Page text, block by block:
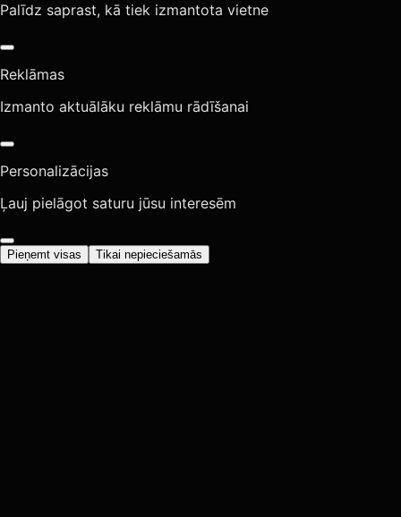
Palīdz saprast, kā tiek izmantota vietne
Reklāmas
Izmanto aktuālāku reklāmu rādīšanai
Personalizācijas
Ļauj pielāgot saturu jūsu interesēm
Pieņemt visas Tikai nepieciešamās